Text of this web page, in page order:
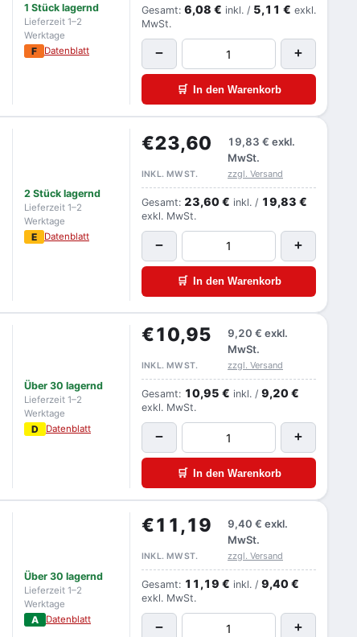
1 Stück lagernd
Lieferzeit 1–2
Werktage
F Datenblatt
Gesamt: 6,08 € inkl. / 5,11 € exkl.
MwSt.
− +
🛒 In den Warenkorb
2 Stück lagernd
Lieferzeit 1–2
Werktage
E Datenblatt
€23,60 19,83 € exkl.
MwSt.
INKL. MWST. zzgl. Versand
Gesamt: 23,60 € inkl. / 19,83 €
exkl. MwSt.
− +
🛒 In den Warenkorb
Über 30 lagernd
Lieferzeit 1–2
Werktage
D Datenblatt
€10,95 9,20 € exkl.
MwSt.
INKL. MWST. zzgl. Versand
Gesamt: 10,95 € inkl. / 9,20 €
exkl. MwSt.
− +
🛒 In den Warenkorb
Über 30 lagernd
Lieferzeit 1–2
Werktage
A Datenblatt
€11,19 9,40 € exkl.
MwSt.
INKL. MWST. zzgl. Versand
Gesamt: 11,19 € inkl. / 9,40 €
exkl. MwSt.
− +